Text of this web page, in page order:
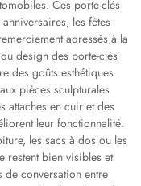
Ces porte-clés
les fêtes
adressés à la
design des porte-clés
des goûts esthétiques
pièces sculpturales
attaches en cuir et des
leur fonctionnalité.
les sacs à dos ou les
restent bien visibles et
de conversation entre